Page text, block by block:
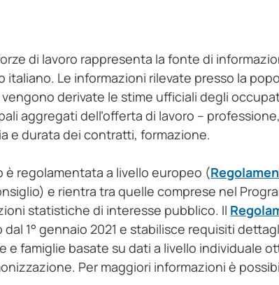
di lavoro rappresenta la fonte di
italiano. Le informazioni rilevate presso la
derivate le stime ufficiali degli
aggregati dell’offerta di lavoro –
e durata dei contratti, formazione.
è regolamentata a livello europeo (
e rientra tra quelle comprese nel
statistiche di interesse pubblico. Il
1° gennaio 2021 e stabilisce requisiti
famiglie basate su dati a livello individuale
Per maggiori informazioni è